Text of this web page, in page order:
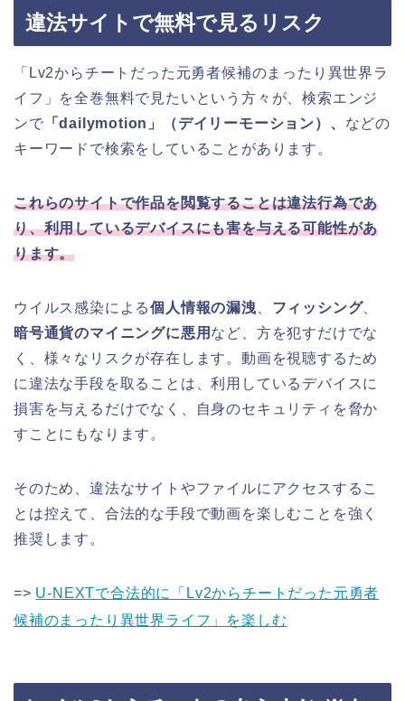
違法サイトで無料で見るリスク
「Lv2からチートだった元勇者候補のまったり異世界ラ
イフ」を全巻無料で見たいという方々が、検索エンジ
ンで 「dailymotion」（デイリーモーション）、 などの
キーワードで検索をしていることがあります。
これらのサイトで作品を閲覧することは違法行為であ
り、利用しているデバイスにも害を与える可能性があ
ります。
ウイルス感染による個人情報の漏洩、 フィッシング、
暗号通貨のマイニングに悪用 など、方を犯すだけでな
く、様々なリスクが存在します。動画を視聴するため
に違法な手段を取ることは、利用しているデバイスに
損害を与えるだけでなく、自身のセキュリティを脅か
すことにもなります。
そのため、違法なサイトやファイルにアクセスするこ
とは控えて、合法的な手段で動画を楽しむことを強く
推奨します。
=> U-NEXTで合法的に「Lv2からチートだった元勇者
候補のまったり異世界ライフ」を楽しむ